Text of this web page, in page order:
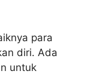
para
diri. Ada
untuk